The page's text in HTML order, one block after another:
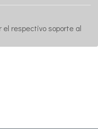
el respectivo soporte al